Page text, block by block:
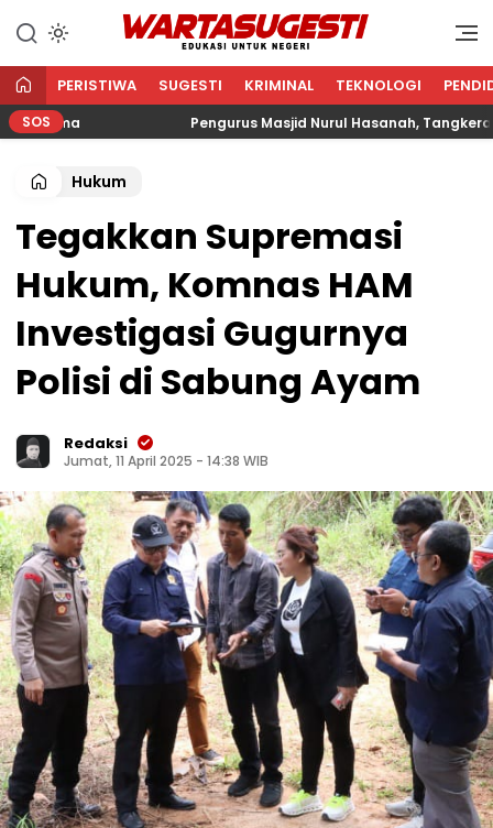
WARTA SUGESTI √ EDUKASI
Edukasi Untuk Negeri
PERISTIWA SUGESTI KRIMINAL TEKNOLOGI
SOS Pengurus Masjid Nurul Hasanah, Tangkerang
Hukum
Tegakkan Supremasi
Hukum, Komnas HAM
Investigasi Gugurnya
Polisi di Sabung Ayam
Redaksi
Jumat, 11 April 2025 - 14:38 WIB